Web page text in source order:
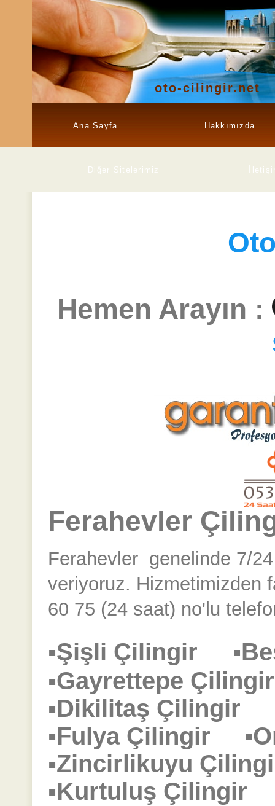
oto-cilingir.net
Ana Sayfa Hakkımızda
Diğer Sitelerimiz
Hemen Arayın :
Ferahevler
Ferahevler genelinde 7/
veriyoruz. Hizmetimizden
60 75 (24 saat) no'lu
▪Şişli Çilingir
▪Gayrettepe
▪Dikilitaş Çilingir
▪Fulya Çilingir
▪Zincirlikuyu
▪Kurtuluş